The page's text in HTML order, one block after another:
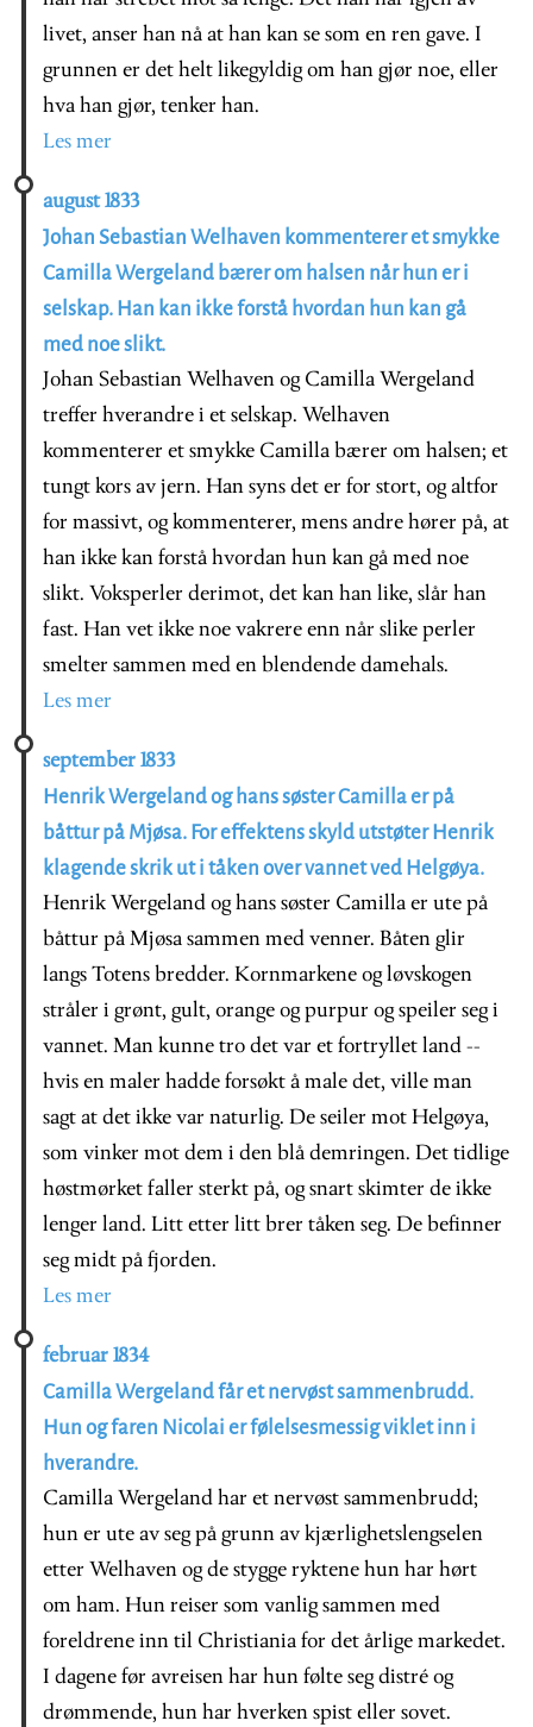
livet, anser han nå at han kan se som en ren gave. I
grunnen er det helt likegyldig om han gjør noe, eller
hva han gjør, tenker han.
Les mer
august 1833
Johan Sebastian Welhaven kommenterer et smykke
Camilla Wergeland bærer om halsen når hun er i
selskap. Han kan ikke forstå hvordan hun kan gå
med noe slikt.
Johan Sebastian Welhaven og Camilla Wergeland
treffer hverandre i et selskap. Welhaven
kommenterer et smykke Camilla bærer om halsen; et
tungt kors av jern. Han syns det er for stort, og altfor
for massivt, og kommenterer, mens andre hører på, at
han ikke kan forstå hvordan hun kan gå med noe
slikt. Voksperler derimot, det kan han like, slår han
fast. Han vet ikke noe vakrere enn når slike perler
smelter sammen med en blendende damehals.
Les mer
september 1833
Henrik Wergeland og hans søster Camilla er på
båttur på Mjøsa. For effektens skyld utstøter Henrik
klagende skrik ut i tåken over vannet ved Helgøya.
Henrik Wergeland og hans søster Camilla er ute på
båttur på Mjøsa sammen med venner. Båten glir
langs Totens bredder. Kornmarkene og løvskogen
stråler i grønt, gult, orange og purpur og speiler seg i
vannet. Man kunne tro det var et fortryllet land --
hvis en maler hadde forsøkt å male det, ville man
sagt at det ikke var naturlig. De seiler mot Helgøya,
som vinker mot dem i den blå demringen. Det tidlige
høstmørket faller sterkt på, og snart skimter de ikke
lenger land. Litt etter litt brer tåken seg. De befinner
seg midt på fjorden.
Les mer
februar 1834
Camilla Wergeland får et nervøst sammenbrudd.
Hun og faren Nicolai er følelsesmessig viklet inn i
hverandre.
Camilla Wergeland har et nervøst sammenbrudd;
hun er ute av seg på grunn av kjærlighetslengselen
etter Welhaven og de stygge ryktene hun har hørt
om ham. Hun reiser som vanlig sammen med
foreldrene inn til Christiania for det årlige markedet.
I dagene før avreisen har hun følte seg distré og
drømmende, hun har hverken spist eller sovet.